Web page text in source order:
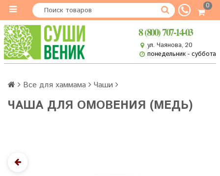
0
8 (800) 707-14-03
ул. Чаянова, 20
понедельник - суббота
Все для хаммама Чаши
ЧАША ДЛЯ ОМОВЕНИЯ (МЕДЬ)